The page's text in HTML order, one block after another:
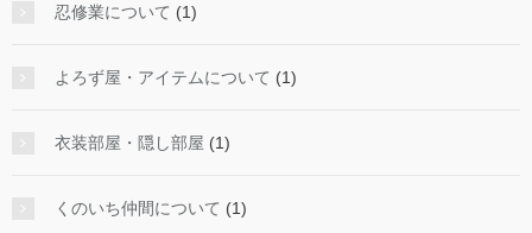
忍修業について (1)
よろず屋・アイテムについて (1)
衣装部屋・隠し部屋 (1)
くのいち仲間について (1)